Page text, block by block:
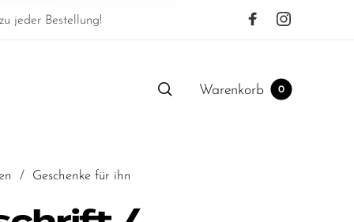
jeder Bestellung!
Warenkorb 0
/ Geschenke für ihn